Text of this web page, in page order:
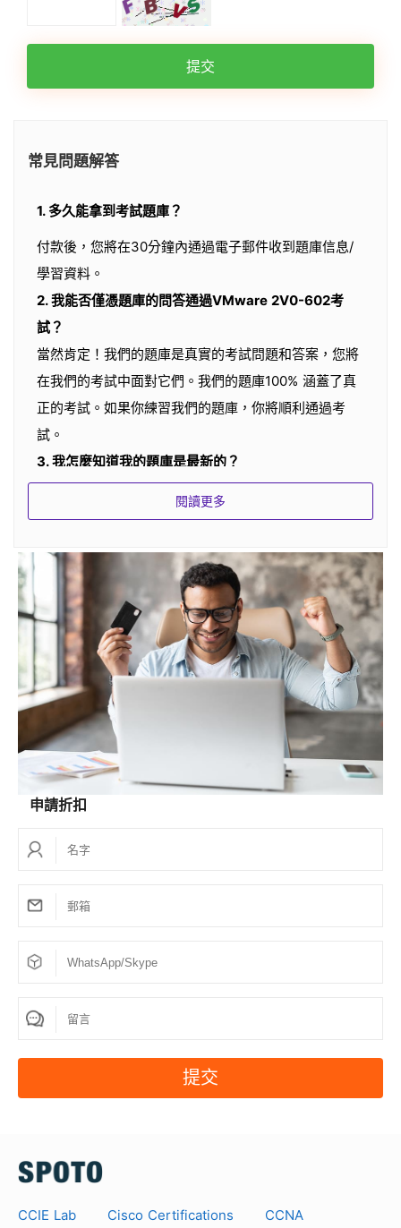
提交
常見問題解答
1. 多久能拿到考試題庫？
付款後，您將在30分鐘內通過電子郵件收到題庫信息/
學習資料。
2. 我能否僅憑題庫的問答通過VMware 2V0-602考
試？
當然肯定！我們的題庫是真實的考試問題和答案，您將
在我們的考試中面對它們。我們的題庫100% 涵蓋了真
正的考試。如果你練習我們的題庫，你將順利通過考
試。
3. 我怎麼知道我的題庫是最新的？
所有產品都已完全更新，我們的題庫是遠程服務器上的
最新版本。如果題庫有更新，我們的服務會通過郵件通
4.你們的題庫多久更新一次？
我們所有的產品每週都會由產品經理審核。如果任何認
證供應商更改考試中的問題，我們的產品將相應更新。
5.你們的更新是免費的嗎？
我們在您的服務時間內提供免費更新。我們建議您至少
練習三天題庫。
6. 如何延長我的過期題庫？
如果您的服務期屆滿，您可以支付費用以延長您的服務
期
7.題庫格式是什麼？
筆試形式為VCE，與真題形式相似； 您可以在遠程服務
書面題庫在遠程服務器上進行練習。我們的遠程服務器
發送一個帳戶登錄遠程服務器。
在一些特殊的日子裡，總會有一些特別的折扣。如果您
support@spoto.net 以獲得折扣並定期訪問我們的網
不，他們不能。 SPOTO 尊重每位客戶的隱私權。我們
的系統是完全安全的，我們不會與第三方共享任何信
息。
閱讀更多
申請折扣
提交
CCIE Lab Cisco Certifications CCNA